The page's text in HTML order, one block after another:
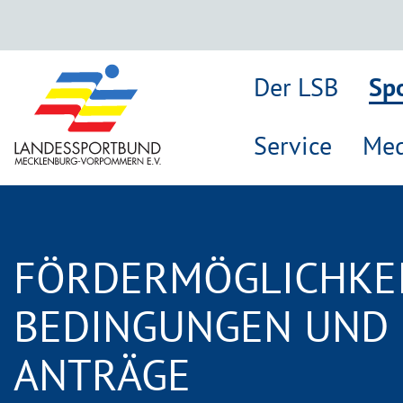
Der LSB
Service
BEDINGUNGEN UND
ANTRÄGE